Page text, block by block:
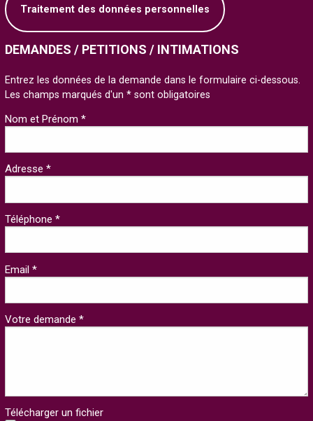
Traitement des données personnelles
DEMANDES / PETITIONS / INTIMATIONS
Entrez les données de la demande dans le formulaire ci-dessous.
Les champs marqués d'un * sont obligatoires
Nom et Prénom *
Adresse *
Téléphone *
Email *
Votre demande *
Télécharger un fichier